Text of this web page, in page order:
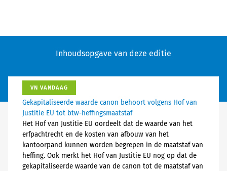
Inhoudsopgave van deze editie
VN VANDAAG
Gekapitaliseerde waarde canon behoort volgens Hof van
Justitie EU tot btw-heffingsmaatstaf
Het Hof van Justitie EU oordeelt dat de waarde van het
erfpachtrecht en de kosten van afbouw van het
kantoorpand kunnen worden begrepen in de maatstaf van
heffing. Ook merkt het Hof van Justitie EU nog op dat de
gekapitaliseerde waarde van de canon tot de maatstaf van